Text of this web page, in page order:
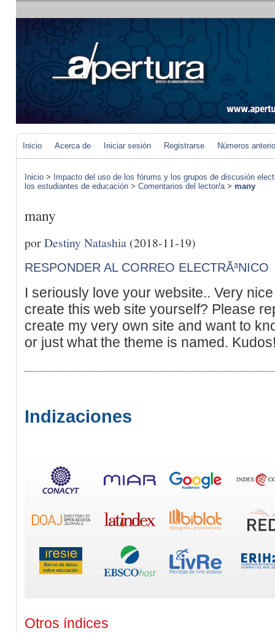
Inicio Acerca de Iniciar sesión Registrarse Números
Inicio > Impacto del uso de los fórums y los grupos de discusión
los estudiantes de educación > Comentarios del lector/a> many
many
porDestiny Natashia (2018-11-19)
RESPONDER AL CORREO ELECTRÃ³NICO
I seriously love your website.. Very
create this web site yourself? Please
create my very own site and want to
or just what the theme is named.
Indizaciones
Otros índices